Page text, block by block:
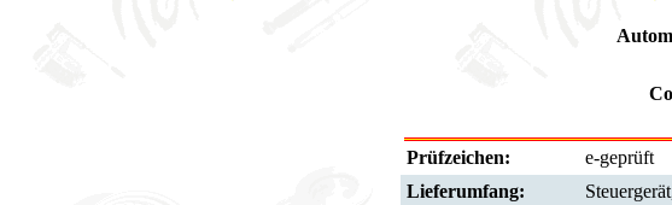
Prüfzeichen:
e-geprüft
Lieferumfang: